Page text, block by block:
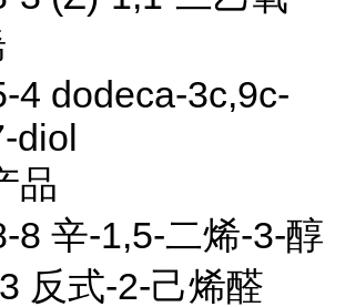
4 dodeca-3c,9c-
diol
品
8 辛-1,5-二烯-3-醇
反式-2-己烯醛